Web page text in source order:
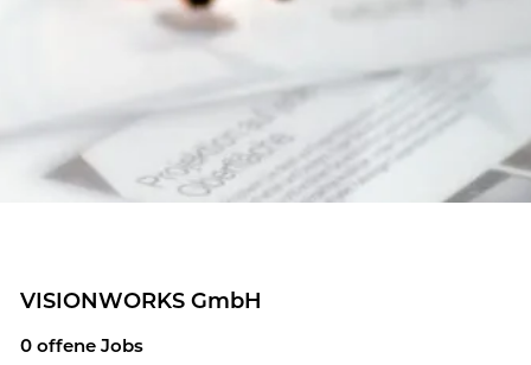
VI­SION­WORKS GmbH
0 of­fe­ne Jobs